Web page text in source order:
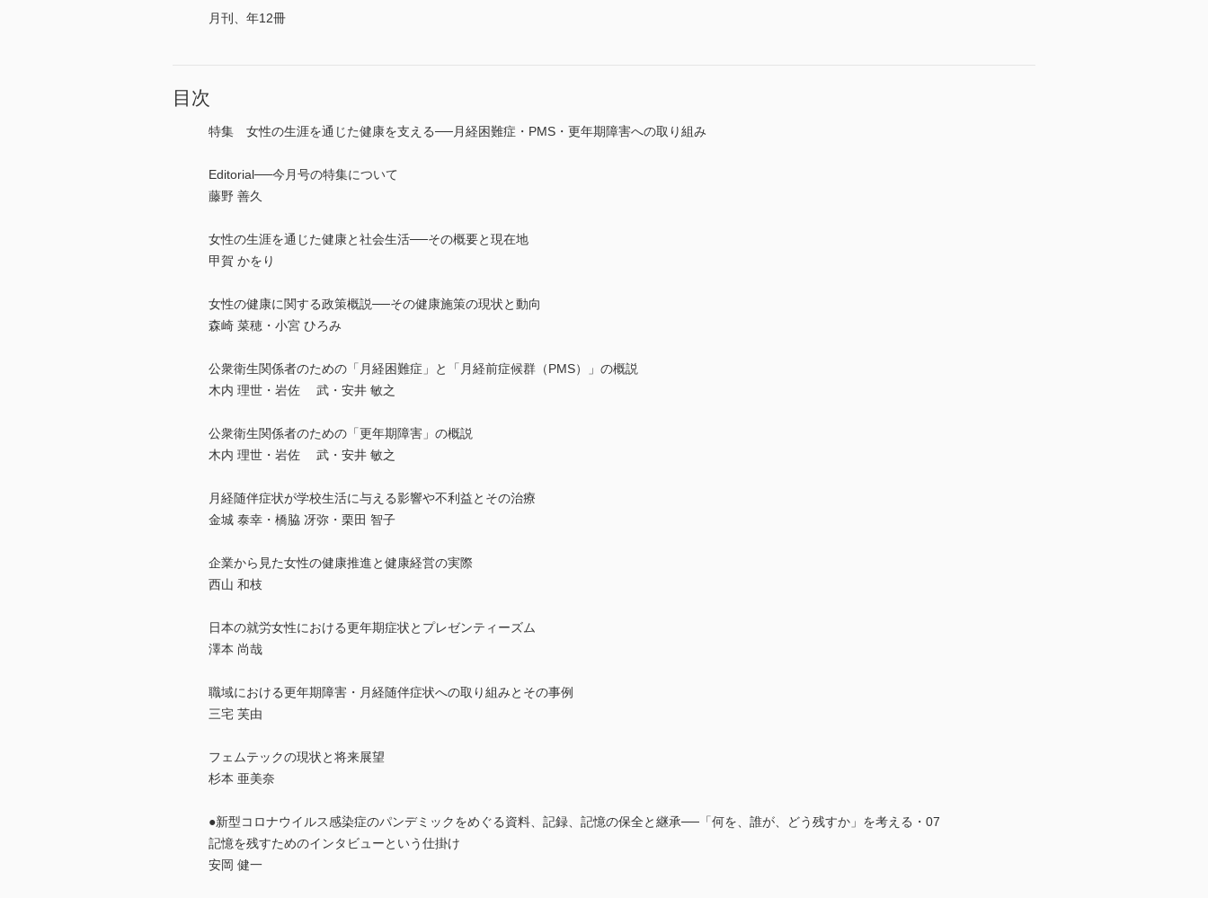
月刊、年12冊
目次
特集 女性の生涯を通じた健康を支える──月経困難症・PMS・更年期障害への取り組み
Editorial──今月号の特集について
藤野 善久
女性の生涯を通じた健康と社会生活──その概要と現在地
甲賀 かをり
女性の健康に関する政策概説──その健康施策の現状と動向
森崎 菜穂・小宮 ひろみ
公衆衛生関係者のための「月経困難症」と「月経前症候群（PMS）」の概説
木内 理世・岩佐 武・安井 敏之
公衆衛生関係者のための「更年期障害」の概説
木内 理世・岩佐 武・安井 敏之
月経随伴症状が学校生活に与える影響や不利益とその治療
金城 泰幸・橋脇 冴弥・栗田 智子
企業から見た女性の健康推進と健康経営の実際
西山 和枝
日本の就労女性における更年期症状とプレゼンティーズム
澤本 尚哉
職域における更年期障害・月経随伴症状への取り組みとその事例
三宅 芙由
フェムテックの現状と将来展望
杉本 亜美奈
●新型コロナウイルス感染症のパンデミックをめぐる資料、記録、記憶の保全と継承──「何を、誰が、どう残すか」を考える・07
記憶を残すためのインタビューという仕掛け
安岡 健一